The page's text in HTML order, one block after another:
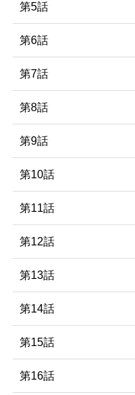
第5話
第6話
第7話
第8話
第9話
第10話
第11話
第12話
第13話
第14話
第15話
第16話